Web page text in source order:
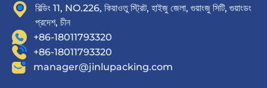
বিল্ডিং 11, NO.226, কিয়াওতু স্ট্রিট, হাইজু জেলা, গুয়াংজু সিটি, গুয়াংডং
প্রদেশ, চীন
+86-18011793320
+86-18011793320
manager@jinlupacking.com